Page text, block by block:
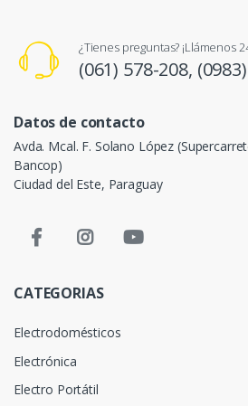
¿Tienes preguntas? ¡Llámenos
(061) 578-208,
Datos de contacto
Avda. Mcal. F. Solano López
Bancop)
Ciudad del Este, Paraguay
CATEGORIAS
Electrodomésticos
Electrónica
Electro Portátil